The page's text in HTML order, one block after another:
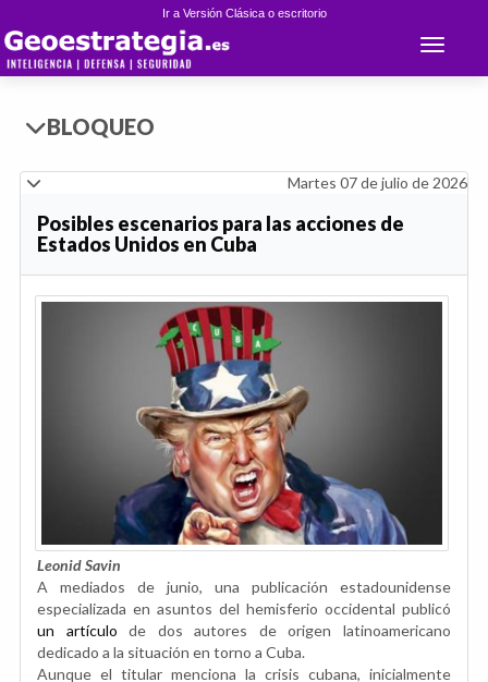
Ir a Versión Clásica o escritorio
Toggle
BLOQUEO
Martes 07 de julio de 2026
Posibles escenarios para las acciones de
Estados Unidos en Cuba
Leonid Savin
A mediados de junio, una publicación estadounidense
especializada en asuntos del hemisferio occidental publicó
un artículo de dos autores de origen latinoamericano
dedicado a la situación en torno a Cuba.
Aunque el titular menciona la crisis cubana, inicialmente